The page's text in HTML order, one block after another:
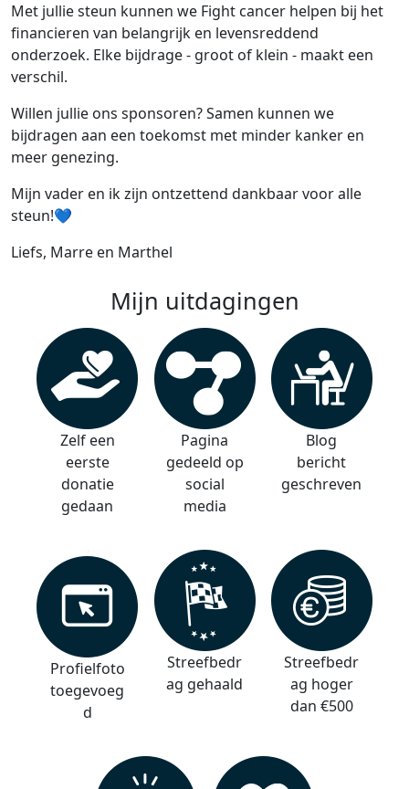
Met jullie steun kunnen we Fight cancer helpen bij het
financieren van belangrijk en levensreddend
onderzoek. Elke bijdrage - groot of klein - maakt een
verschil.
Willen jullie ons sponsoren? Samen kunnen we
bijdragen aan een toekomst met minder kanker en
meer genezing.
Mijn vader en ik zijn ontzettend dankbaar voor alle
steun!💙
Liefs, Marre en Marthel
Mijn uitdagingen
Zelf een
eerste
donatie
gedaan
Pagina
gedeeld op
social
media
Blog
bericht
geschreven
Profielfoto
toegevoeg
d
Streefbedr
ag gehaald
Streefbedr
ag hoger
dan €500